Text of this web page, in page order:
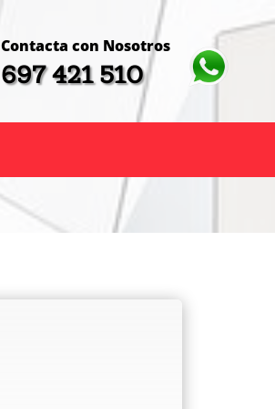
Contacta con Nosotros
697 421 510